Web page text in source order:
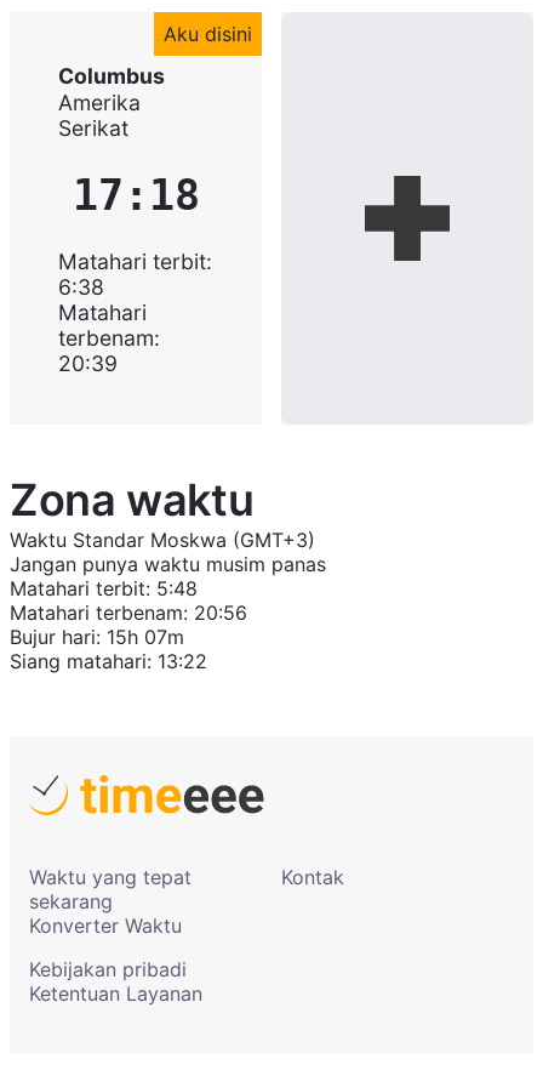
Aku disini
Columbus
Amerika
Serikat
17:18
Matahari terbit:
6:38
Matahari
terbenam:
20:39
Zona waktu
Waktu Standar Moskwa (GMT+3)
Jangan punya waktu musim panas
Matahari terbit: 5:48
Matahari terbenam: 20:56
Bujur hari: 15h 07m
Siang matahari: 13:22
Waktu yang tepat
sekarang
Konverter Waktu
Kontak
Kebijakan pribadi
Ketentuan Layanan